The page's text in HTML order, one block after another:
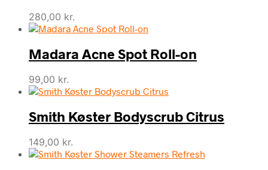
280,00 kr.
Madara Acne Spot Roll-on
99,00 kr.
Smith Køster Bodyscrub Citrus
149,00 kr.